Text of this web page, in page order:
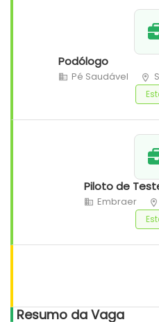
Podólogo
Pé Saudável
Piloto de
Embraer
Resumo da Vaga